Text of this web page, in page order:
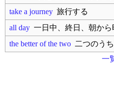
take a journey 旅行する
all day 一日中、終日、朝から
the better of the two 二つのう
一